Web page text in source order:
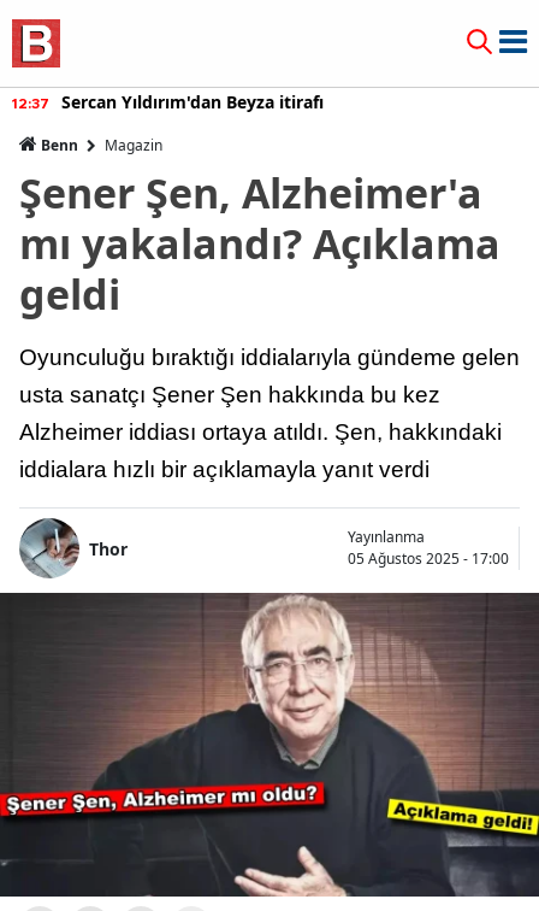
12:37 Sercan Yıldırım'dan Beyza itirafı
Benn Magazin
Şener Şen, Alzheimer'a
mı yakalandı? Açıklama
geldi
Oyunculuğu bıraktığı iddialarıyla gündeme gelen
usta sanatçı Şener Şen hakkında bu kez
Alzheimer iddiası ortaya atıldı. Şen, hakkındaki
iddialara hızlı bir açıklamayla yanıt verdi
Thor
Yayınlanma
05 Ağustos 2025 - 17:00